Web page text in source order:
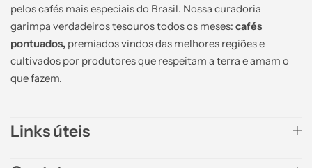
pelos cafés mais especiais do Brasil. Nossa curadoria
garimpa verdadeiros tesouros todos os meses: cafés
pontuados, premiados vindos das melhores regiões e
cultivados por produtores que respeitam a terra e amam o
que fazem.
Links úteis